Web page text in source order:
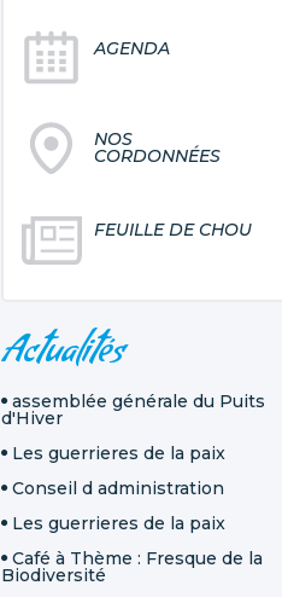
AGENDA
NOS
CORDONNÉES
FEUILLE DE CHOU
Actualités
assemblée générale du Puits
d'Hiver
Les guerrieres de la paix
Conseil d administration
Les guerrieres de la paix
Café à Thème : Fresque de la
Biodiversité